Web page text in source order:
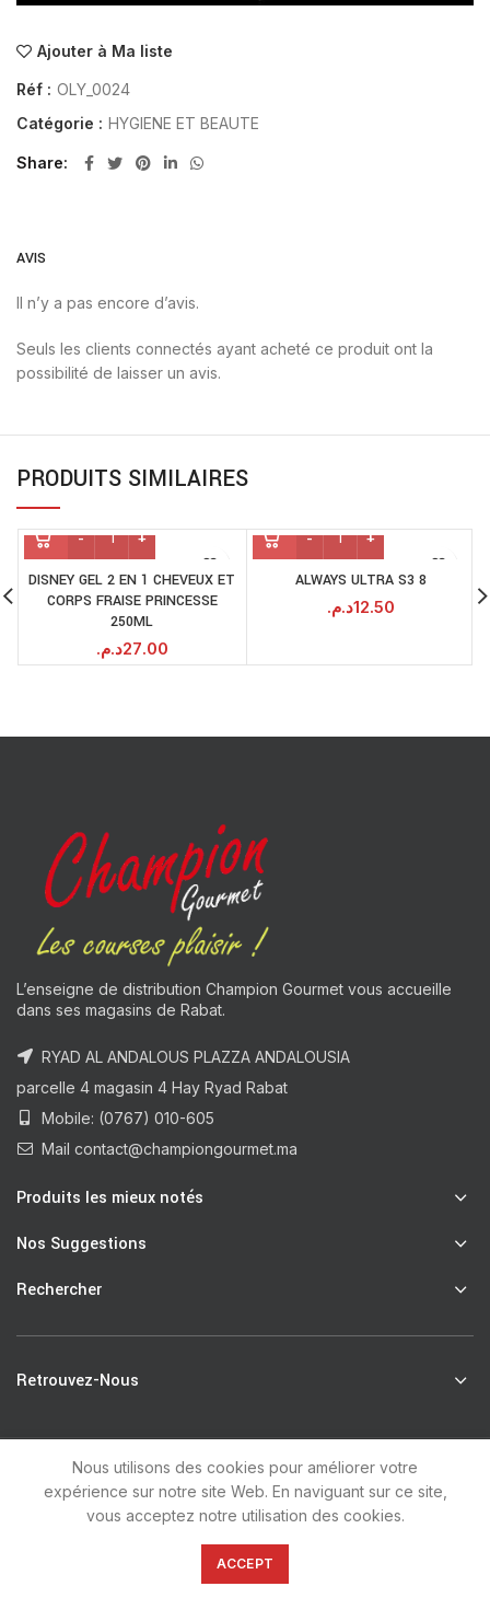
Ajouter à Ma liste
Réf : OLY_0024
Catégorie : HYGIENE ET BEAUTE
Share
AVIS
Il n’y a pas encore d’avis.
Seuls les clients connectés ayant acheté ce produit ont la
possibilité de laisser un avis.
PRODUITS SIMILAIRES
DISNEY GEL 2 EN 1 CHEVEUX ET
CORPS FRAISE PRINCESSE
250ML
27.00د.م.
ALWAYS ULTRA S3 8
12.50د.م.
L’enseigne de distribution Champion Gourmet vous accueille
dans ses magasins de Rabat.
RYAD AL ANDALOUS PLAZZA ANDALOUSIA
parcelle 4 magasin 4 Hay Ryad Rabat
Mobile: (0767) 010-605
Mail contact@championgourmet.ma
Produits les mieux notés
Nos Suggestions
Rechercher
Retrouvez-Nous
Champion Gourmet 2021 byRunsoft.
Nous utilisons des cookies pour améliorer votre
expérience sur notre site Web. En naviguant sur ce site,
vous acceptez notre utilisation des cookies.
ACCEPT